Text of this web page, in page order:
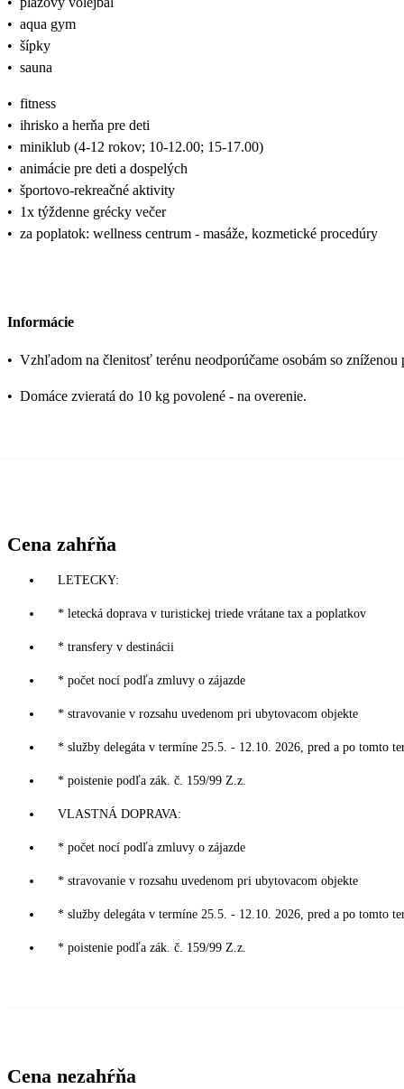
• aqua gym
• šípky
• sauna
• fitness
• ihrisko a herňa pre deti
• miniklub (4-12 rokov; 10-12.00; 15-17.00)
• animácie pre deti a dospelých
• športovo-rekreačné aktivity
• 1x týždenne grécky večer
• za poplatok: wellness centrum - masáže, kozmetické procedúry
Informácie
• Vzhľadom na členitosť terénu neodporúčame osobám so
• Domáce zvieratá do 10 kg povolené - na overenie.
Cena zahŕňa
LETECKY:
* letecká doprava v turistickej triede vrátane tax a poplatkov
* transfery v destinácii
* počet nocí podľa zmluvy o zájazde
* stravovanie v rozsahu uvedenom pri ubytovacom objekte
* služby delegáta v termíne 25.5. - 12.10. 2026, pred a po tomto
* poistenie podľa zák. č. 159/99 Z.z.
VLASTNÁ DOPRAVA:
* počet nocí podľa zmluvy o zájazde
* stravovanie v rozsahu uvedenom pri ubytovacom objekte
* služby delegáta v termíne 25.5. - 12.10. 2026, pred a po tomto
* poistenie podľa zák. č. 159/99 Z.z.
Cena nezahŕňa